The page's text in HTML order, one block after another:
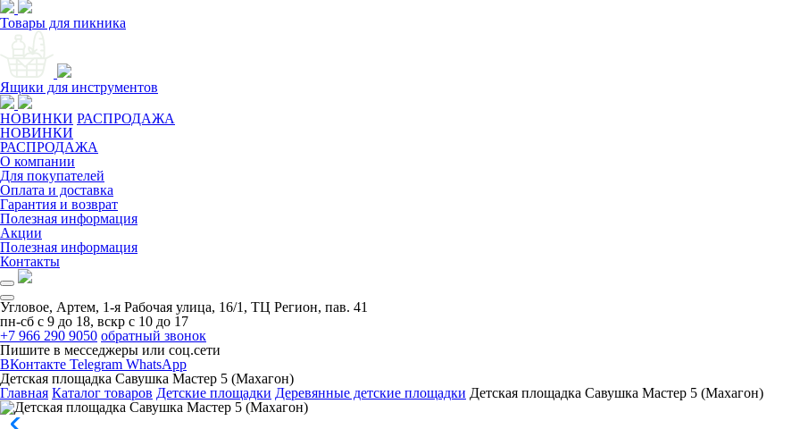
Товары для пикника
Ящики для инструментов
НОВИНКИ РАСПРОДАЖА
НОВИНКИ
РАСПРОДАЖА
О компании
Для покупателей
Оплата и доставка
Гарантия и возврат
Полезная информация
Акции
Полезная информация
Контакты
Угловое, Артем, ​1-я Рабочая улица, 16/1, ТЦ Регион, пав. 41
пн-сб с 9 до 18, вскр с 10 до 17
+7 966 290 9050 обратный звонок
Пишите в месседжеры или соц.сети
ВКонтакте Telegram WhatsApp
Детская площадка Савушка Мастер 5 (Махагон)
Главная Каталог товаров Детские площадки Деревянные детские площадки Детская площадка Савушка Мастер 5 (Махагон)